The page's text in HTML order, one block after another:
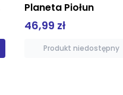
Ukraiński palimpsest
39,90 zł
Produkt niedostępny